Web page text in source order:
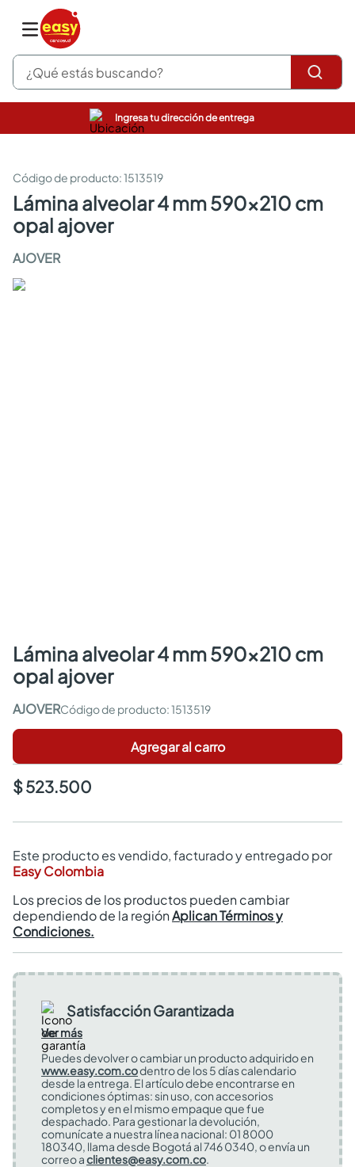
¿Qué estás buscando?
Ingresa tu dirección de entrega
:1513519
lámina alveolar 4 mm 590x210 cm
opal ajover
AJOVER
lámina alveolar 4 mm 590x210 cm
opal ajover
AJOVER :1513519
Agregar al carro
$ 523.500
Este producto es vendido, facturado y entregado por
Easy Colombia
Los precios de los productos pueden cambiar
dependiendo de la regiónAplican Términos y
Condiciones.
Satisfacción Garantizada
Ver más
Puedes devolver o cambiar un producto adquirido en
www.easy.com.codentro de los 5 días calendario
desde la entrega. El artículo debe encontrarse en
condiciones óptimas: sin uso, con accesorios
completos y en el mismo empaque que fue
despachado. Para gestionar la devolución,
comunícate a nuestra línea nacional: 01 8000
180340, llama desde Bogotá al 746 0340, o envía un
correo aclientes@easy.com.co.
pinturas
sanitarios
comedor
escritorio
armarios closet
comedores